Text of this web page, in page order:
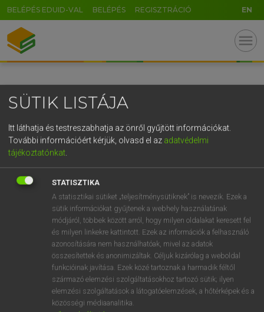
BELÉPÉS EDUID-VAL BELÉPÉS REGISZTRÁCIÓ EN
menu
OOOOPS!
SÜTIK LISTÁJA
Itt láthatja és testreszabhatja az önről gyűjtött információkat.
További információért kérjük, olvasd el az adatvédelmi
tájékoztatónkat
STATISZTIKA
A statisztikai sütiket „teljesítménysütiknek” is nevezik. Ezek a
sütik információkat gyűjtenek a webhely használatának
módjáról, többek között arról, hogy milyen oldalakat keresett fel
és milyen linkekre kattintott. Ezek az információk a felhasználó
azonosítására nem használhatóak, mivel az adatok
összesítettek és anonimizáltak. Céljuk kizárólag a weboldal
funkcióinak javítása. Ezek közé tartoznak a harmadik féltől
származó elemzési szolgáltatásokhoz tartozó sütik; ilyen
elemzési szolgáltatások a látogatóelemzések, a hőtérképek és a
közösségi médiaanalitika.
GR
5
g h k l
v b n m , . - AltGr